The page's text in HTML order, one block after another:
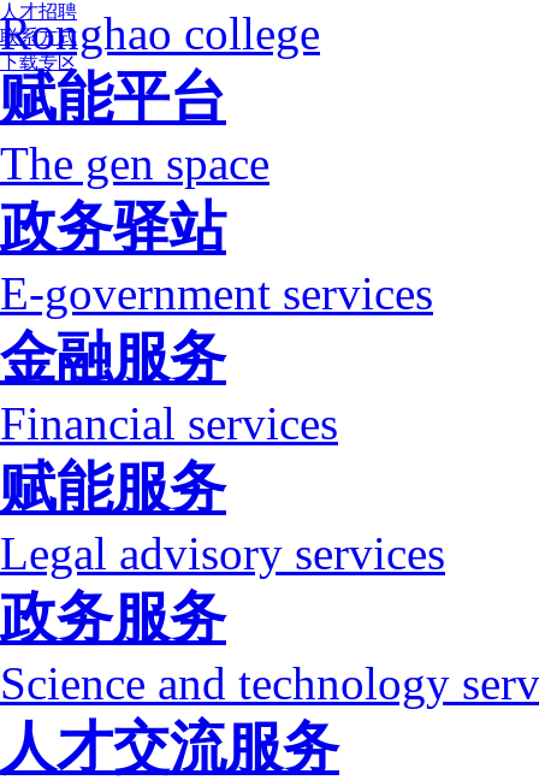
人才招聘
联系方式
下载专区
Ronghao college
赋能平台
The gen space
政务驿站
E-government services
金融服务
Financial services
赋能服务
Legal advisory services
政务服务
Science and technology
人才交流服务